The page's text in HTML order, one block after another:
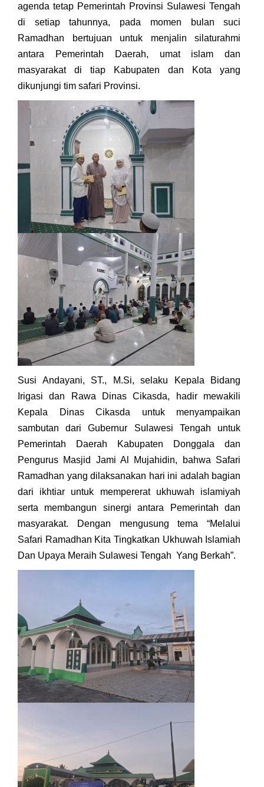
agenda tetap Pemerintah Provinsi Sulawesi Tengah
di setiap tahunnya, pada momen bulan suci
Ramadhan bertujuan untuk menjalin silaturahmi
antara Pemerintah Daerah, umat islam dan
masyarakat di tiap Kabupaten dan Kota yang
dikunjungi tim safari Provinsi.
Susi Andayani, ST., M.Si, selaku Kepala Bidang
Irigasi dan Rawa Dinas Cikasda, hadir mewakili
Kepala Dinas Cikasda untuk menyampaikan
sambutan dari Gubernur Sulawesi Tengah untuk
Pemerintah Daerah Kabupaten Donggala dan
Pengurus Masjid Jami Al Mujahidin, bahwa Safari
Ramadhan yang dilaksanakan hari ini adalah bagian
dari ikhtiar untuk mempererat ukhuwah islamiyah
serta membangun sinergi antara Pemerintah dan
masyarakat. Dengan mengusung tema “Melalui
Safari Ramadhan Kita Tingkatkan Ukhuwah Islamiah
Dan Upaya Meraih Sulawesi Tengah Yang Berkah”.